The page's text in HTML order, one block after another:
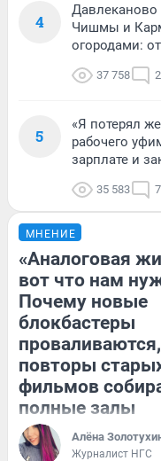
4
Давлеканово
Чишмы и
огородами:
37 758
5
«Я потерял
рабочего
зарплате и
35 583
МНЕНИЕ
«Аналоговая
вот что нам
Почему новые
блокбастеры
повторы
фильмов
полные залы
Алёна
Журналист НГС